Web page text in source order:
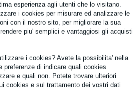
esperienza agli utenti che lo visitano.
i cookies per misurare ed analizzare le
con il nostro sito, per migliorare la sua
piu' semplici e vantaggiosi gli acquisti
i cookies? Avete la possibilita' nella
preferenze di indicare quali cookies
e quali non. Potete trovare ulteriori
cookies e sul trattamento dei vostri dati